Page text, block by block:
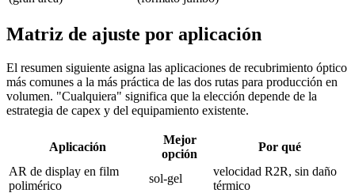
Matriz de ajuste por aplicación
El resumen siguiente asigna las aplicaciones de recubrimiento óptico
más comunes a la más práctica de las dos rutas para producción en
volumen. "Cualquiera" significa que la elección depende de la
estrategia de capex y del equipamiento existente.
Aplicación
Mejor
opción
Por qué
AR de display en film
polimérico
sol-gel
velocidad R2R, sin daño
térmico